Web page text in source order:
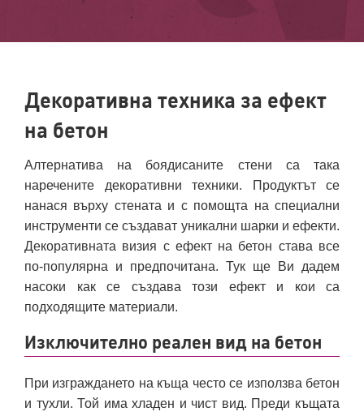
Декоративна техника за ефект
на бетон
Алтернатива на боядисаните стени са така
наречените декоративни техники. Продуктът се
нанася върху стената и с помощта на специални
инструменти се създават уникални шарки и ефекти.
Декоративната визия с ефект на бетон става все
по-популярна и предпочитана. Тук ще Ви дадем
насоки как се създава този ефект и кои са
подходящите материали.
Изключително реален вид на бетон
При изграждането на къща често се използва бетон
и тухли. Той има хладен и чист вид. Преди къщата